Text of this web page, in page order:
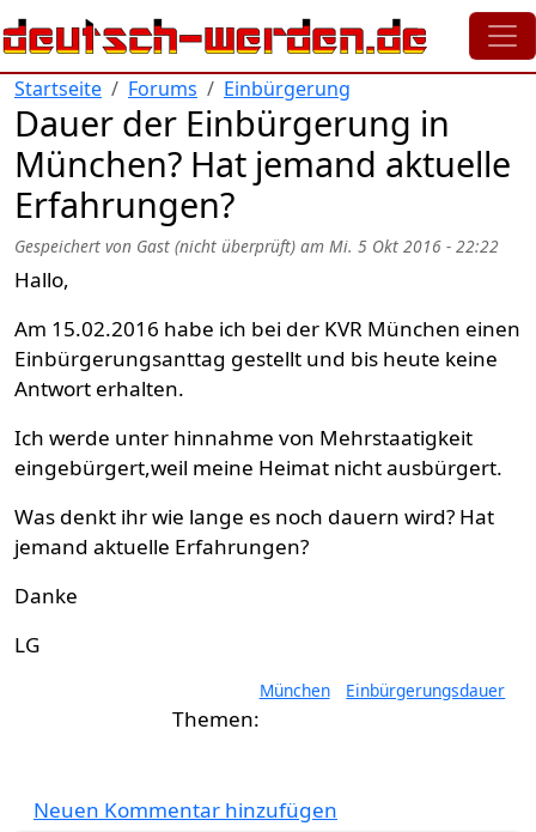
Direkt zum Inhalt
Startseite Forums Einbürgerung
Dauer der Einbürgerung in
München? Hat jemand aktuelle
Erfahrungen?
Gespeichert von Gast (nicht überprüft) am Mi. 5 Okt 2016 - 22:22
Hallo,
Am 15.02.2016 habe ich bei der KVR München einen
Einbürgerungsanttag gestellt und bis heute keine
Antwort erhalten.
Ich werde unter hinnahme von Mehrstaatigkeit
eingebürgert,weil meine Heimat nicht ausbürgert.
Was denkt ihr wie lange es noch dauern wird? Hat
jemand aktuelle Erfahrungen?
Danke
LG
München Einbürgerungsdauer
Neuen Kommentar hinzufügen